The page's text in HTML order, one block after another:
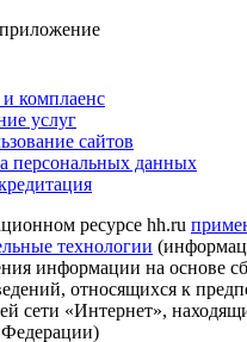
комплаенс
услуг
сайтов
персональных данных
ресурсе hh.ru
технологии
информации на основе
относящихся к
сети «Интернет»,